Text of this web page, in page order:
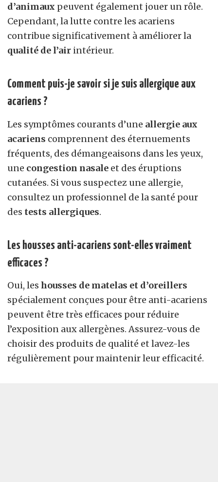
d’animaux peuvent également jouer un rôle.
Cependant, la lutte contre les acariens
contribue significativement à améliorer la
qualité de l’air intérieur.
Comment puis-je savoir si je suis allergique aux
acariens ?
Les symptômes courants d’une allergie aux
acariens comprennent des éternuements
fréquents, des démangeaisons dans les yeux,
une congestion nasale et des éruptions
cutanées. Si vous suspectez une allergie,
consultez un professionnel de la santé pour
des tests allergiques.
Les housses anti-acariens sont-elles vraiment
efficaces ?
Oui, les housses de matelas et d’oreillers
spécialement conçues pour être anti-acariens
peuvent être très efficaces pour réduire
l’exposition aux allergènes. Assurez-vous de
choisir des produits de qualité et lavez-les
régulièrement pour maintenir leur efficacité.